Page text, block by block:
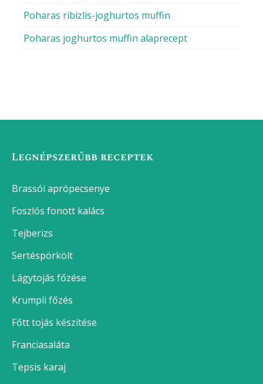
Poharas ribizlis-joghurtos muffin
Poharas joghurtos muffin alaprecept
Legnépszerűbb receptek
Brassói aprópecsenye
Foszlós fonott kalács
Tejberizs
Sertéspörkölt
Lágytojás főzése
Krumpli főzés
Főtt tojás készítése
Franciasaláta
Tepsis karaj